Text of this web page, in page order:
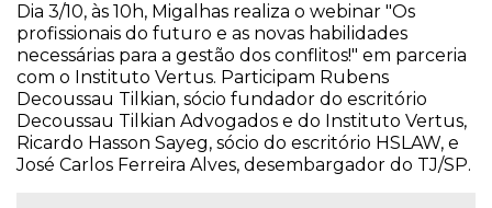
Dia 3/10, às 10h, Migalhas realiza o webinar "Os
profissionais do futuro e as novas habilidades
necessárias para a gestão dos conflitos!" em parceria
com o Instituto Vertus. Participam Rubens
Decoussau Tilkian, sócio fundador do escritório
Decoussau Tilkian Advogados e do Instituto Vertus,
Ricardo Hasson Sayeg, sócio do escritório HSLAW, e
José Carlos Ferreira Alves, desembargador do TJ/SP.